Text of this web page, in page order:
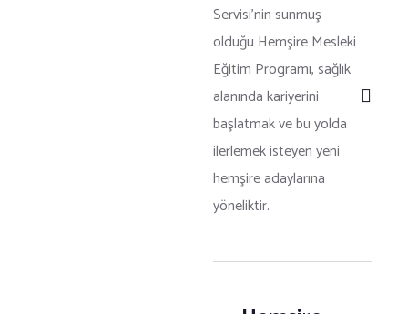
Servisi’nin sunmuş
olduğu Hemşire Mesleki
Eğitim Programı, sağlık
alanında kariyerini
başlatmak ve bu yolda
ilerlemek isteyen yeni
hemşire adaylarına
yöneliktir.